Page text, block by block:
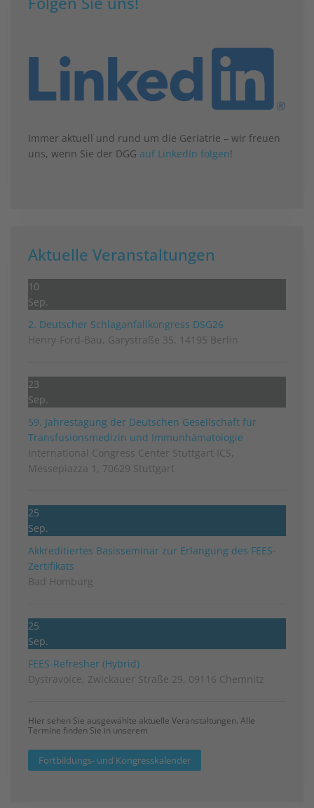
Immer aktuell und rund um die Geriatrie – wir freuen
uns, wenn Sie der DGG auf LinkedIn folgen!
Aktuelle Veranstaltungen
10
Sep.
2. Deutscher Schlag­anfall­kongress DSG26
Henry-Ford-Bau, Garystraße 35, 14195 Berlin
23
Sep.
59. Jahrestagung der Deutschen Gesellschaft für
Transfusionsmedizin und Immunhämatologie
International Congress Center Stuttgart ICS,
Messepiazza 1, 70629 Stuttgart
25
Sep.
Akkreditiertes Basisseminar zur Erlangung des FEES-
Zertifikats
Bad Homburg
25
Sep.
FEES-Refresher (Hybrid)
Dystravoice, Zwickauer Straße 29, 09116 Chemnitz
Hier sehen Sie ausgewählte aktuelle Veranstaltungen. Alle
Termine finden Sie in unserem
Fortbildungs- und Kongresskalender